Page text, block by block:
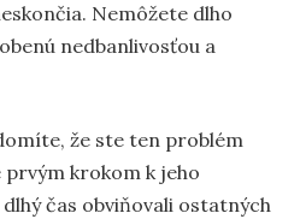
Nemôžete dlho
nedbanlivosťou a
že ste ten problém
prvým krokom k jeho
čas obviňovali ostatných